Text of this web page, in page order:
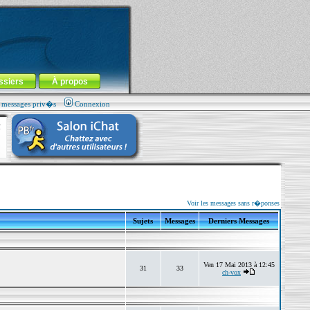
À propos
priv�s Connexion
Voir les messages sans r�ponses
Sujets Messages Derniers Messages
31 33
Ven 17 Mai 2013 à 12:45
ch-vox